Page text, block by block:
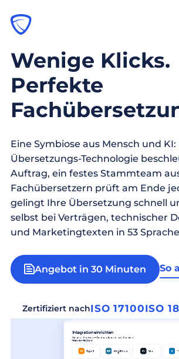
Wenige Klicks.
Perfekte
Eine Symbiose aus Mensch und KI:
Übersetzungs-Technologie
Auftrag, ein festes Stammteam
Fachübersetzern prüft am Ende
gelingt Ihre Übersetzung schnell
selbst bei Verträgen, technischer
und Marketingtexten in 53
Angebot in 30 Minuten So
Zertifiziert nachISO 17100ISO